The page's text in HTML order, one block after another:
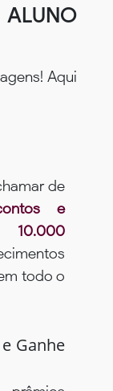
Aqui
de
e
10.000
todo o
Ganhe